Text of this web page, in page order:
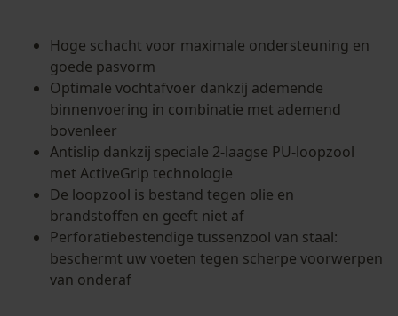
Hoge schacht voor maximale ondersteuning en
goede pasvorm
Optimale vochtafvoer dankzij ademende
binnenvoering in combinatie met ademend
bovenleer
Antislip dankzij speciale 2-laagse PU-loopzool
met ActiveGrip technologie
De loopzool is bestand tegen olie en
brandstoffen en geeft niet af
Perforatiebestendige tussenzool van staal:
beschermt uw voeten tegen scherpe voorwerpen
van onderaf
Prestatie en functionele
Cookies
Loop54 Personalization
Gepersonaliseerde homepage
Opgeslagen winkelwagen
Persoonlijke begroeting
Geo-IP en gebruikersdetectie